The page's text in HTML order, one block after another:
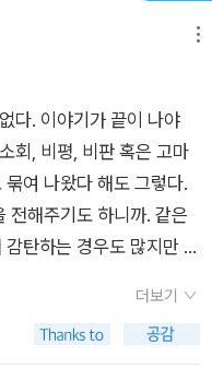
다. 이야기가 끝이 나야
회, 비평, 비판 혹은 고마
여 나왔다 해도 그렇다.
전해주기도 하니까. 같은
탄하는 경우도 많지만 언
제목만이라도 온전히 나
시집이 될지도 모른다.
더보기